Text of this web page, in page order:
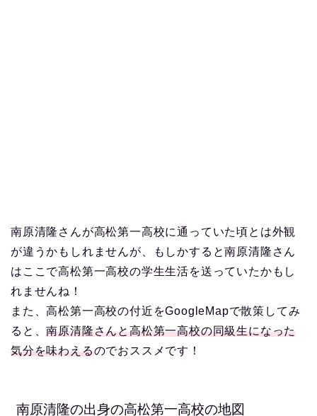
南原清隆さんが高松第一高校に通っていた頃とは外観
が違うかもしれませんが、もしかすると南原清隆さん
はここで高松第一高校の学生生活を送っていたかもし
れませんね！
また、高松第一高校の付近をGoogleMapで散策してみ
ると、南原清隆さんと高松第一高校の同級生になった
気分を味わえるのでおススメです！
南原清隆の出身の高松第一高校の地図